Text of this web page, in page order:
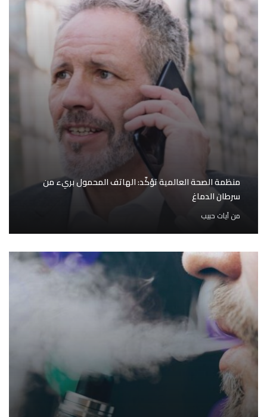
منظمة الصحة العالمية تؤكّد: الهاتف المحمول بريء من
سرطان الدماغ
منآيات حبيب